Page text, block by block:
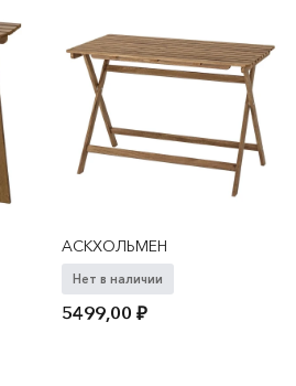
АСКХОЛЬМЕН
Нет в наличии
5499,00₽